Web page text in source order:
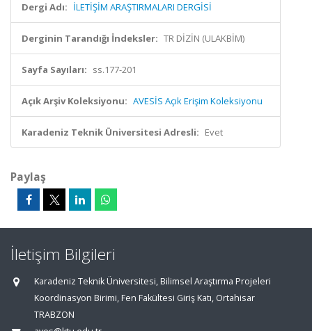
Dergi Adı: İLETİŞİM ARAŞTIRMALARI DERGİSİ
Derginin Tarandığı İndeksler: TR DİZİN (ULAKBİM)
Sayfa Sayıları: ss.177-201
Açık Arşiv Koleksiyonu: AVESİS Açık Erişim Koleksiyonu
Karadeniz Teknik Üniversitesi Adresli: Evet
Paylaş
İletişim Bilgileri
Karadeniz Teknik Üniversitesi, Bilimsel Araştırma Projeleri
Koordinasyon Birimi, Fen Fakültesi Giriş Katı, Ortahisar
TRABZON